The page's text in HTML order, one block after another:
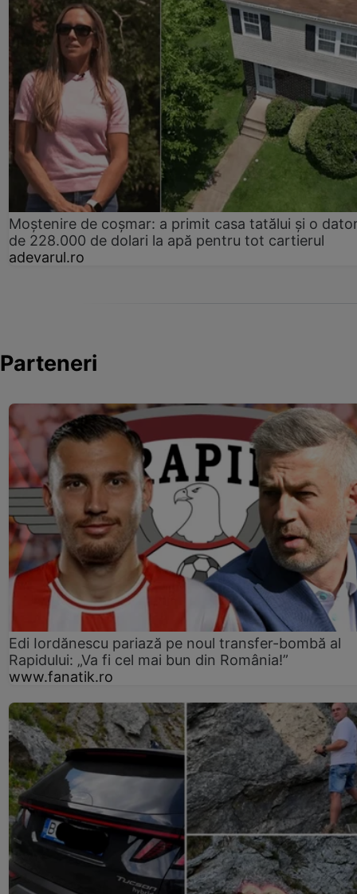
Moștenire de coșmar: a primit casa tatălui și o
de 228.000 de dolari la apă pentru tot cartierul
adevarul.ro
Parteneri
Edi Iordănescu pariază pe noul transfer-bombă al
Rapidului: „Va fi cel mai bun din România!”
www.fanatik.ro